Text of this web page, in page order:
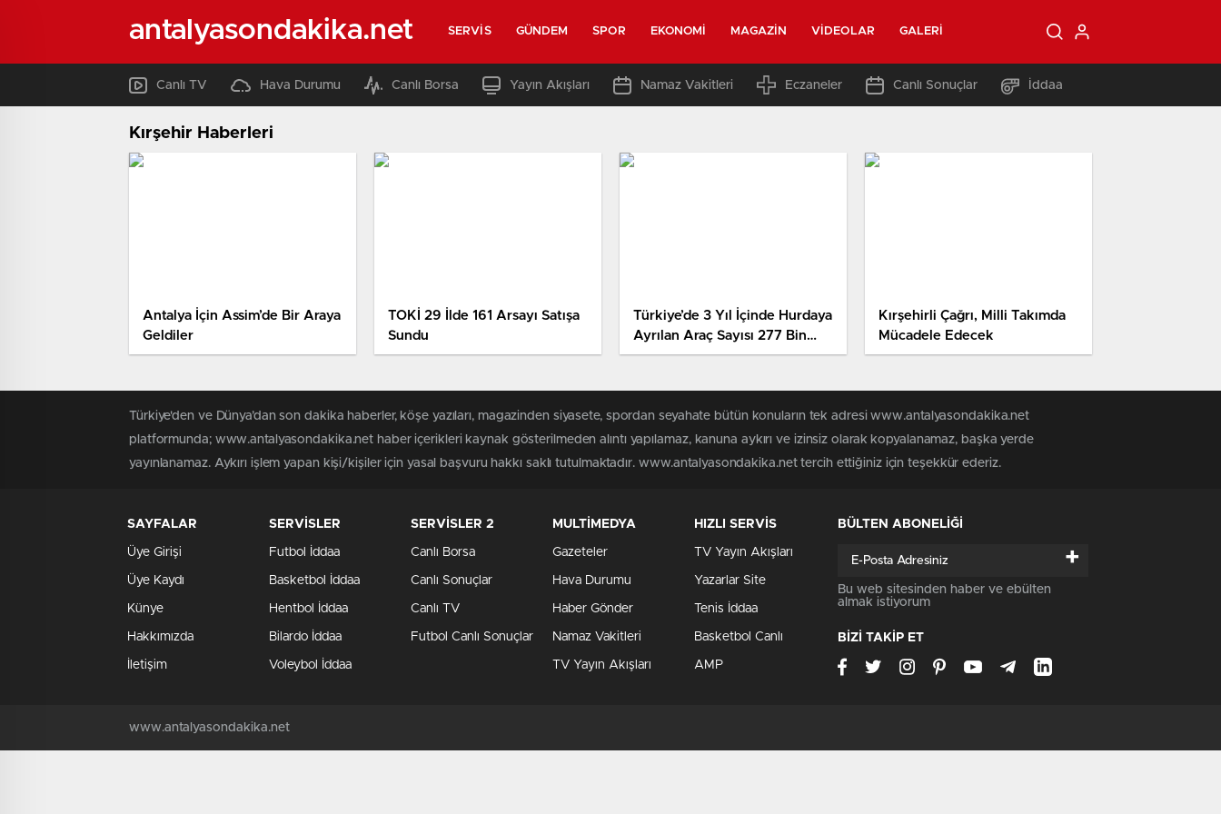
antalyasondakika.net SERVIS GÜNDEM SPOR EKONOMI MAGAZIN VIDEOLAR GALERI
Canlı TV Hava Durumu Canlı Borsa Yayın Akışları Namaz Vakitleri Eczaneler Canlı Sonuçlar İddaa
Kırşehir Haberleri
Antalya İçin Assim’de Bir Araya
Geldiler
TOKİ 29 İlde 161 Arsayı Satışa
Sundu
Türkiye’de 3 Yıl İçinde Hurdaya
Ayrılan Araç Sayısı 277 Bin
835 Oldu
Kırşehirli Çağrı, Milli Takımda
Mücadele Edecek
Türkiye'den ve Dünya’dan son dakika haberler, köşe yazıları, magazinden siyasete, spordan seyahate bütün konuların tek adresi www.antalyasondakika.net
platformunda; www.antalyasondakika.net haber içerikleri kaynak gösterilmeden alıntı yapılamaz, kanuna aykırı ve izinsiz olarak kopyalanamaz, başka yerde
yayınlanamaz. Aykırı işlem yapan kişi/kişiler için yasal başvuru hakkı saklı tutulmaktadır. www.antalyasondakika.net tercih ettiğiniz için teşekkür ederiz.
SAYFALAR
Üye Girişi
Üye Kaydı
Künye
Hakkımızda
İletişim
SERVİSLER
Futbol İddaa
Basketbol İddaa
Hentbol İddaa
Bilardo İddaa
Voleybol İddaa
SERVİSLER 2
Canlı Borsa
Canlı Sonuçlar
Canlı TV
Futbol Canlı Sonuçlar
MULTİMEDYA
Gazeteler
Hava Durumu
Haber Gönder
Namaz Vakitleri
TV Yayın Akışları
HIZLI SERVİS
TV Yayın Akışları
Yazarlar Site
Tenis İddaa
Basketbol Canlı
AMP
BÜLTEN ABONELİĞİ
+
Bu web sitesinden haber ve ebülten
almak istiyorum
BİZİ TAKİP ET
www.antalyasondakika.net